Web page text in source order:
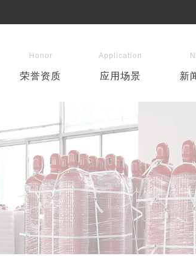
Honor
荣誉资质
Application
应用场景 新